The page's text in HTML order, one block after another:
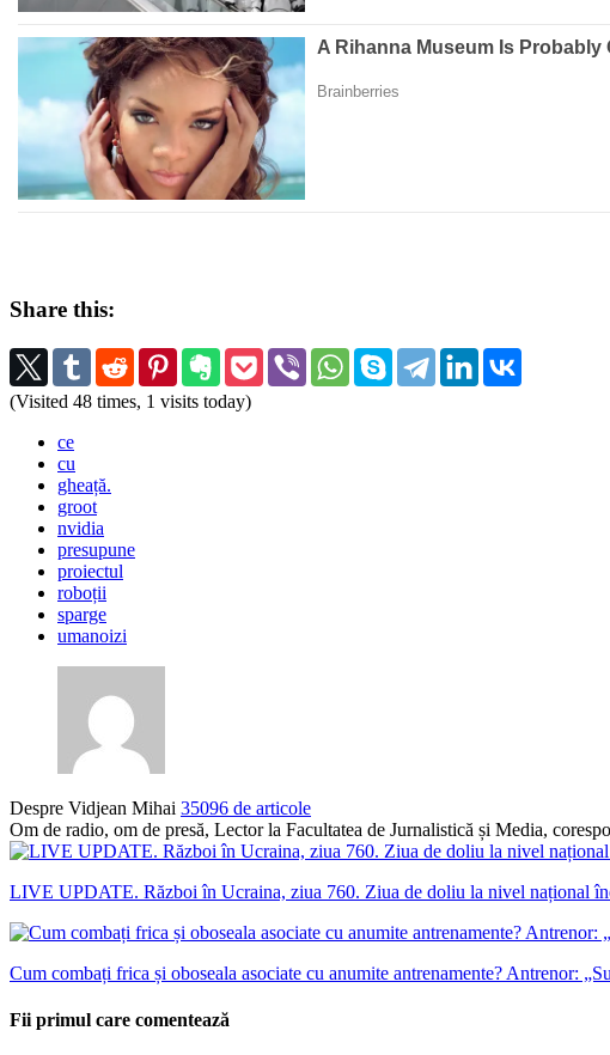
Share this:
(Visited 48 times, 1 visits today)
ce
cu
gheață.
groot
nvidia
presupune
proiectul
roboții
sparge
umanoizi
Despre Vidjean Mihai 35096 de articole
Om de radio, om de presă, Lector la Facultatea de Jurnalistică și Media,
LIVE UPDATE. Război în Ucraina, ziua 760. Ziua de doliu la nivel național
Cum combați frica și oboseala asociate cu anumite antrenamente? Antrenor:
Fii primul care comentează